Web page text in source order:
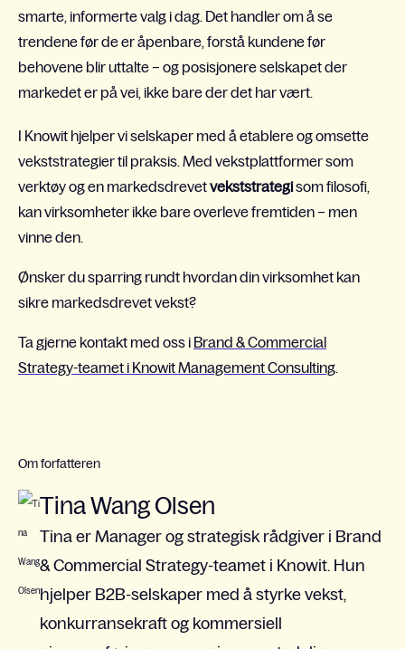
smarte, informerte valg i dag. Det handler om å se
trendene før de er åpenbare, forstå kundene før
behovene blir uttalte – og posisjonere selskapet der
markedet er på vei, ikke bare der det har vært.
I Knowit hjelper vi selskaper med å etablere og omsette
vekststrategier til praksis. Med vekstplattformer som
verktøy og en markedsdrevetvekststrategisom filosofi,
kan virksomheter ikke bare overleve fremtiden – men
vinne den.
Ønsker du sparring rundt hvordan din virksomhet kan
sikre markedsdrevet vekst?
Ta gjerne kontakt med oss i Brand & Commercial
Strategy-teamet i Knowit Management Consulting.
Om forfatteren
Tina Wang Olsen
Tina er Manager og strategisk rådgiver i Brand
& Commercial Strategy-teamet i Knowit. Hun
hjelper B2B-selskaper med å styrke vekst,
konkurransekraft og kommersiell